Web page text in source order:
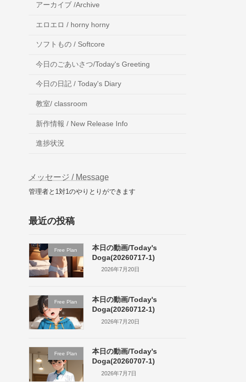
アーカイブ /Archive
エロエロ / horny horny
ソフトもの / Softcore
今日のごあいさつ/Today's Greeting
今日の日記 / Today's Diary
教室/ classroom
新作情報 / New Release Info
進捗状況
メッセージ / Message
管理者と1対1のやりとりができます
最近の投稿
Free Plan
本日の動画/Today's
Doga(20260717-1)
2026年7月20日
Free Plan
本日の動画/Today's
Doga(20260712-1)
2026年7月20日
Free Plan
本日の動画/Today's
Doga(20260707-1)
2026年7月7日